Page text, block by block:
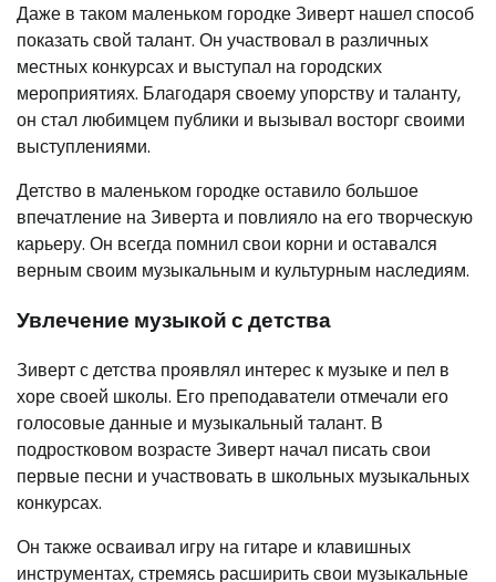
Даже в таком маленьком городке Зиверт нашел способ
показать свой талант. Он участвовал в различных
местных конкурсах и выступал на городских
мероприятиях. Благодаря своему упорству и таланту,
он стал любимцем публики и вызывал восторг своими
выступлениями.
Детство в маленьком городке оставило большое
впечатление на Зиверта и повлияло на его творческую
карьеру. Он всегда помнил свои корни и оставался
верным своим музыкальным и культурным наследиям.
Увлечение музыкой с детства
Зиверт с детства проявлял интерес к музыке и пел в
хоре своей школы. Его преподаватели отмечали его
голосовые данные и музыкальный талант. В
подростковом возрасте Зиверт начал писать свои
первые песни и участвовать в школьных музыкальных
конкурсах.
Он также осваивал игру на гитаре и клавишных
инструментах, стремясь расширить свои музыкальные